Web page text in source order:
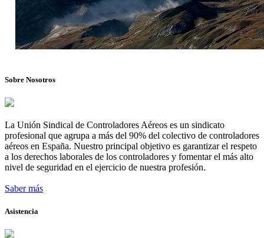
Sobre Nosotros
La Unión Sindical de Controladores Aéreos es un sindicato
profesional que agrupa a más del 90% del colectivo de controladores
aéreos en España. Nuestro principal objetivo es garantizar el respeto
a los derechos laborales de los controladores y fomentar el más alto
nivel de seguridad en el ejercicio de nuestra profesión.
Saber más
Asistencia